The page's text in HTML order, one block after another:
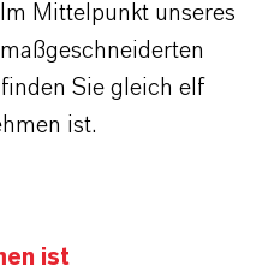
Mittelpunkt unseres
Sie gleich elf
ist.
ist